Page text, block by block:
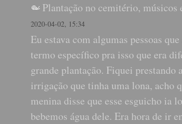
Plantação no cemitério, músicos
2020-04-02, 15:34
Eu estava com algumas pessoas
termo específico pra isso que era
grande plantação. Fiquei prestando
irrigação que tinha uma lona, acho
menina disse que esse esguicho ia
bebemos água dele. Era hora de ir